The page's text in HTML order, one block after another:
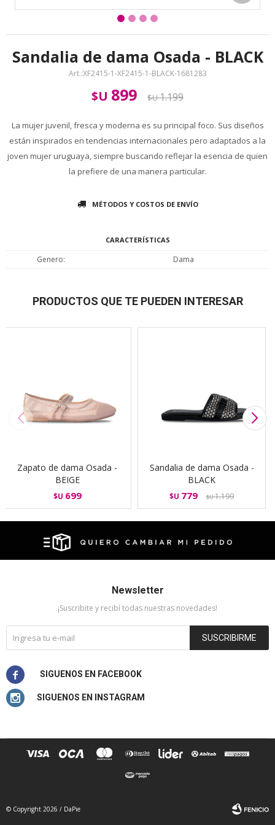
Sandalia de dama Osada - BLACK
XF2415-1-XF2415-1-BLACK-1681283
$U 899 $U1.199
La mujer juvenil, fresca y moderna es su principal foco. Sus diseños
están inspirados en tendencias internacionales pero adaptados a la
joven mujer uruguaya, siempre buscando reflejar la esencia de quien
la prefiere de una manera particular.
MÉTODOS Y COSTOS DE ENVÍO
CARACTERÍSTICAS
Genero Dama
PRODUCTOS QUE TE PUEDEN INTERESAR
Zapato de dama Osada -
BEIGE
$U 699
Sandalia de dama Osada -
BLACK
$U 779 $U1.199
Newsletter
¡Suscribite y recibí todas nuestras novedades!
SUSCRIBIRME


© Copyright 2026 / DaPie